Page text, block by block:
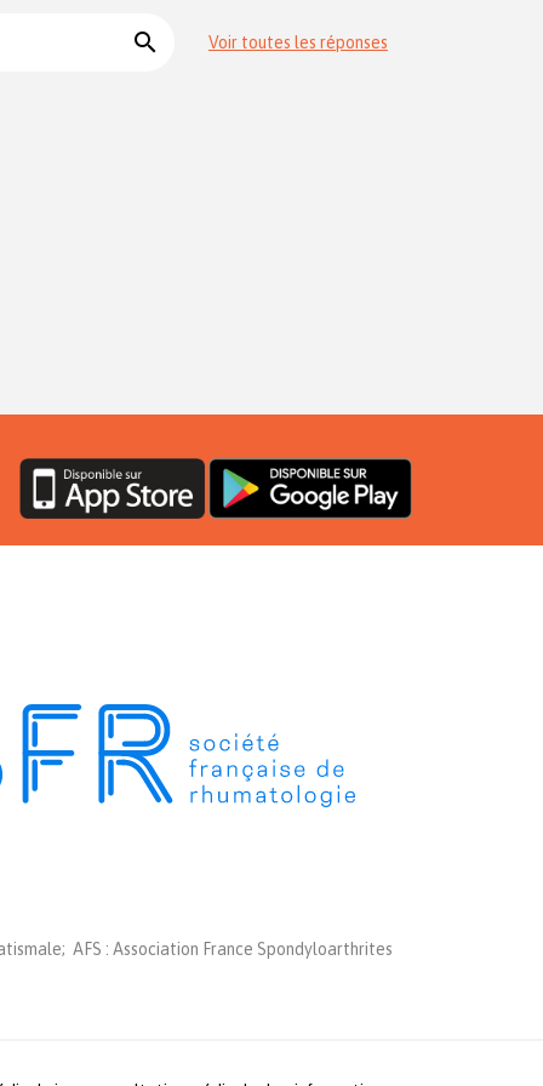
search Voir toutes les réponses
AFS : Association France Spondyloarthrites